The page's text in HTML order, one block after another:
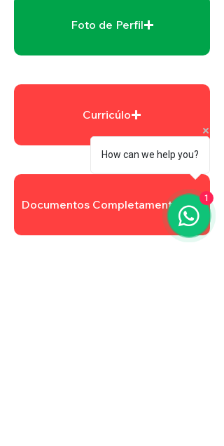
Foto de Perfil
Curricúlo
Documentos Completamentares
How can we help you?
1